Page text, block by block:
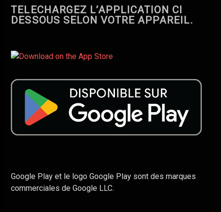
TELECHARGEZ L’APPLICATION CI
DESSOUS SELON VOTRE APPAREIL.
Google Play et le logo Google Play sont des marques
commerciales de Google LLC.